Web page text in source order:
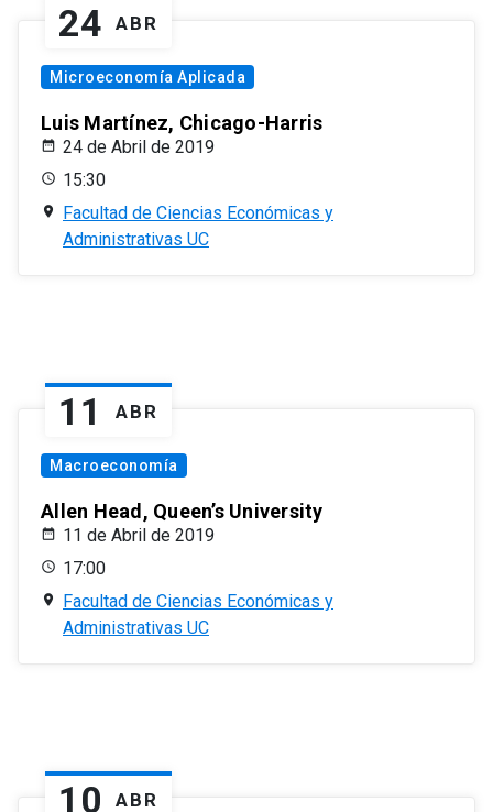
24 ABR
Microeconomía Aplicada
Luis Martínez, Chicago-Harris
24 de Abril de 2019
15:30
Facultad de Ciencias Económicas y
Administrativas UC
11 ABR
Macroeconomía
Allen Head, Queen’s University
11 de Abril de 2019
17:00
Facultad de Ciencias Económicas y
Administrativas UC
10 ABR